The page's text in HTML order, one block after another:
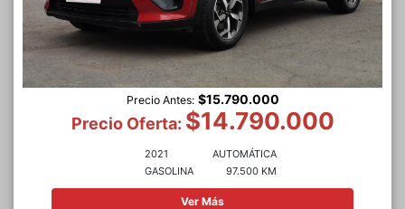
Precio Antes: $15.790.000
Precio Oferta: $14.790.000
2021
GASOLINA
AUTOMÁTICA
97.500 KM
Ver Más